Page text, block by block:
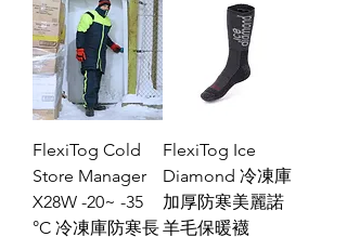
FlexiTog Cold
Store Manager
X28W -20~ -35
°C 冷凍庫防寒長
FlexiTog Ice
Diamond 冷凍庫
加厚防寒美麗諾
羊毛保暖襪